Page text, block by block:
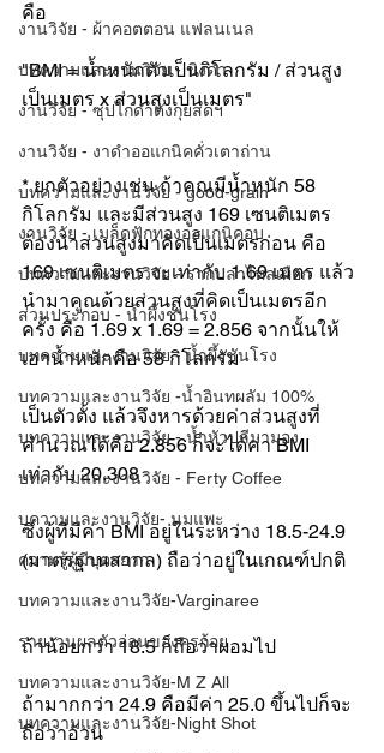
งานวิจัย - ผ้าคอตตอน แฟลนเนล
บทความและงานวิจัย - ขิงดำ
งานวิจัย - ซุปไก่ดำตังกุยสดฯ
งานวิจัย - งาดำออแกนิคคั่วเตาถ่าน
บทความและงานวิจัย - good-grain
งานวิจัย - เมล็ดฟักทองออแกนิคอบ
บทความและงานวิจัย - รากปลาไหลเผือก
ส่วนประกอบ - น้ำผึ้งชันโรง
บทความและงานวิจัย - น้ำผึ้งชันโรง
บทความและงานวิจัย -น้ำอินทผลัม 100%
บทความและงานวิจัย - น้ำหัวปลีมามอง
บทความและงานวิจัย - Ferty Coffee
บความและงานวิจัย- นมแพะ
ความรู้ผู้มีบุตรยาก
บทความและงานวิจัย-Varginaree
รายงานผลตัวอ่อนของครูก้อย
บทความและงานวิจัย-M Z All
บทความและงานวิจัย-Night Shot
คือ
"BMI = น้ำหนักตัวเป็นกิโลกรัม / ส่วนสูง
เป็นเมตร x ส่วนสูงเป็นเมตร"
* ยกตัวอย่างเช่น ถ้าคุณมีน้ำหนัก 58
กิโลกรัม และมีส่วนสูง 169 เซนติเมตร
ต้องนำส่วนสูงมาคิดเป็นเมตรก่อน คือ
169 เซนติเมตร จะเท่ากับ 1.69 เมตร แล้ว
นำมาคูณด้วยส่วนสูงที่คิดเป็นเมตรอีก
ครั้ง คือ 1.69 x 1.69 = 2.856 จากนั้นให้
เอาน้ำหนักคือ 58 กิโลกรัม
เป็นตัวตั้ง แล้วจึงหารด้วยค่าส่วนสูงที่
คำนวณได้คือ 2.856 ก็จะได้ค่า BMI
เท่ากับ 20.308
ซึ่งผู้ที่มีค่า BMI อยู่ในระหว่าง 18.5-24.9
(มาตรฐานสากล) ถือว่าอยู่ในเกณฑ์ปกติ
ถ้าน้อยกว่า 18.5 ก็ถือว่าผอมไป
ถ้ามากกว่า 24.9 คือมีค่า 25.0 ขึ้นไปก็จะ
ถือว่าอ้วน